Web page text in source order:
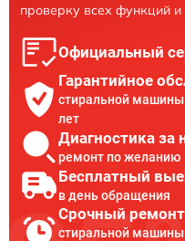
проверку всех функций
Официальный
Гарантийное
стиральной машины
лет
Диагностика за
ремонт по желанию
Бесплатный
в день обращения
Срочный ремонт
стиральной машины